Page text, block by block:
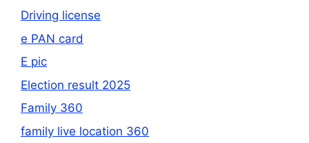
Driving license
e PAN card
E pic
Election result 2025
Family 360
family live location 360